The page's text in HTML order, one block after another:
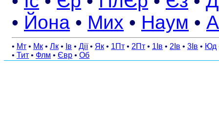
• Йона • Мих • Наум •
• Мт • Мк • Лк • Ів • Дії • Як • 1Пт • 2Пт • 1Ів • 2Ів • 3Ів • Юд
• Тит • Флм • Євр • Об